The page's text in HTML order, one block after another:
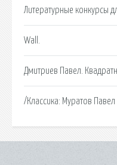
Литературные конкурсы
Wall.
Дмитриев Павел.
/Классика: Муратов